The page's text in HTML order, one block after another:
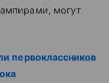
могут
первоклассников